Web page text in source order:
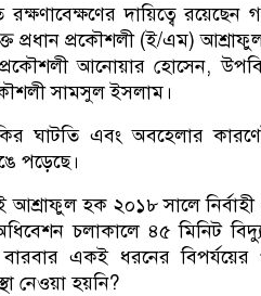
দায়িত্বে রয়েছেন
প্রধান প্রকৌশলী (ই/এম)
আনোয়ার হোসেন,
সামসুল ইসলাম।
ঘাটতি এবং অবহেলার
পড়েছে।
হক ২০১৮ সালে নির্বাহী
চলাকালে ৪৫ মিনিট
একই ধরনের
নেওয়া হয়নি?